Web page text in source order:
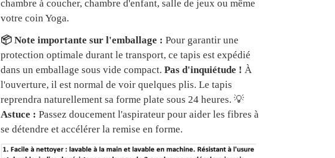
chambre à coucher, chambre d'enfant, salle de jeux ou même
votre coin Yoga.
📦 Note importante sur l'emballage : Pour garantir une
protection optimale durant le transport, ce tapis est expédié
dans un emballage sous vide compact.Pas d'inquiétude ! À
l'ouverture, il est normal de voir quelques plis. Le tapis
reprendra naturellement sa forme plate sous 24 heures. 💡
Astuce : Passez doucement l'aspirateur pour aider les fibres à
se détendre et accélérer la remise en forme.